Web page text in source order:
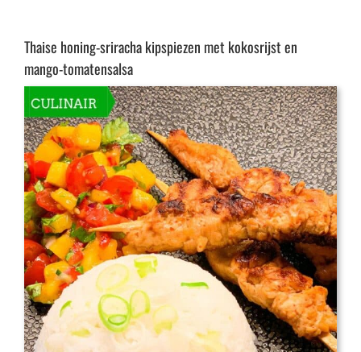
Thaise honing-sriracha kipspiezen met kokosrijst en
mango-tomatensalsa